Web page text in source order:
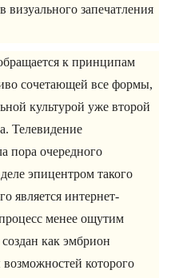
визуального запечатления
к принципам
сочетающей все формы,
культурой уже второй
Телевидение
пора очередного
эпицентром такого
является интернет-
менее ощутим
как эмбрион
которого